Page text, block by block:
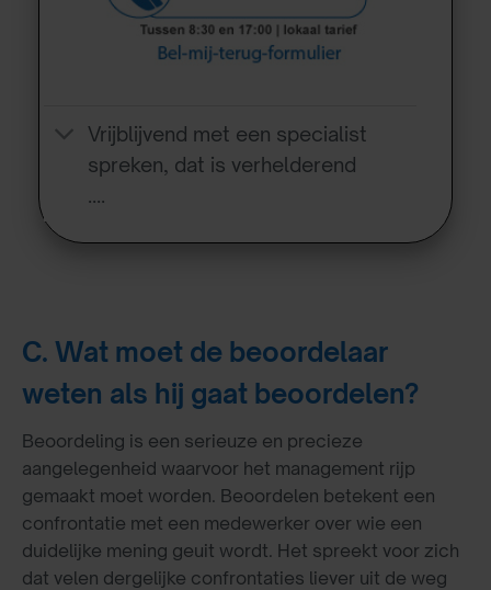
Vrijblijvend met een specialist
spreken, dat is verhelderend
….
C. Wat moet de beoordelaar
weten als hij gaat beoordelen?
Beoordeling is een serieuze en precieze
aangelegenheid waarvoor het management rijp
gemaakt moet worden. Beoordelen betekent een
confrontatie met een medewerker over wie een
duidelijke mening geuit wordt. Het spreekt voor zich
dat velen dergelijke confrontaties liever uit de weg